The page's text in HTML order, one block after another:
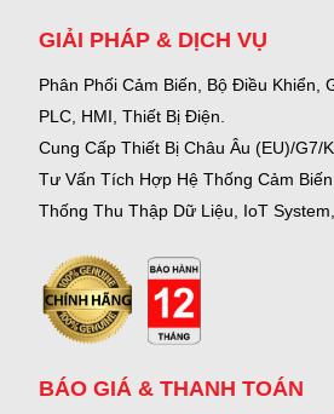
GIẢI PHÁP & DỊCH VỤ
Phân Phối Cảm Biến, Bộ Điều Khiển,
PLC, HMI, Thiết Bị Điện.
Cung Cấp Thiết Bị Châu Âu (EU)/G7/
Tư Vấn Tích Hợp Hệ Thống Cảm
Thống Thu Thập Dữ Liệu, IoT
BÁO GIÁ & THANH TOÁN